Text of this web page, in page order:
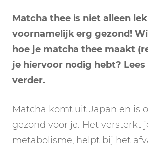
Matcha thee is niet alleen
voornamelijk erg gezond!
hoe je matcha thee maakt
je hiervoor nodig hebt? Lees
verder.
Matcha komt uit Japan en is
gezond voor je. Het versterkt
metabolisme, helpt bij het